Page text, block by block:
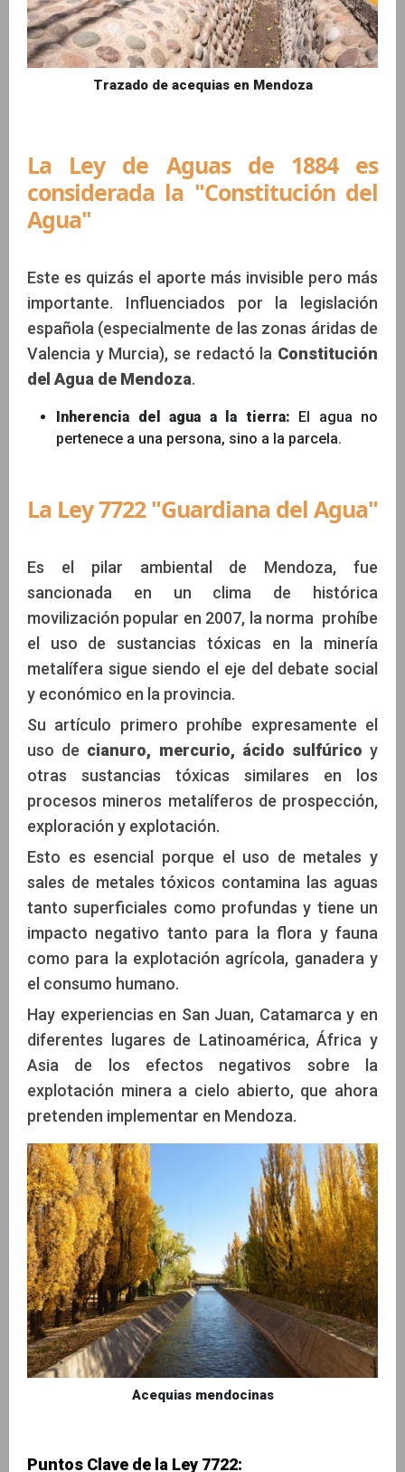
Trazado de acequias en Mendoza
La Ley de Aguas de 1884 es
considerada la "Constitución del
Agua"
Este es quizás el aporte más invisible pero más
importante. Influenciados por la legislación
española (especialmente de las zonas áridas de
Valencia y Murcia), se redactó la Constitución
del Agua de Mendoza.
Inherencia del agua a la tierra: El agua no
pertenece a una persona, sino a la parcela.
La Ley 7722 "Guardiana del Agua"
Es el pilar ambiental de Mendoza, fue
sancionada en un clima de histórica
movilización popular en 2007, la norma prohíbe
el uso de sustancias tóxicas en la minería
metalífera sigue siendo el eje del debate social
y económico en la provincia.
Su artículo primero prohíbe expresamente el
uso de cianuro, mercurio, ácido sulfúrico y
otras sustancias tóxicas similares en los
procesos mineros metalíferos de prospección,
exploración y explotación.
Esto es esencial porque el uso de metales y
sales de metales tóxicos contamina las aguas
tanto superficiales como profundas y tiene un
impacto negativo tanto para la flora y fauna
como para la explotación agrícola, ganadera y
el consumo humano.
Hay experiencias en San Juan, Catamarca y en
diferentes lugares de Latinoamérica, África y
Asia de los efectos negativos sobre la
explotación minera a cielo abierto, que ahora
pretenden implementar en Mendoza.
Acequias mendocinas
Puntos Clave de la Ley 7722: